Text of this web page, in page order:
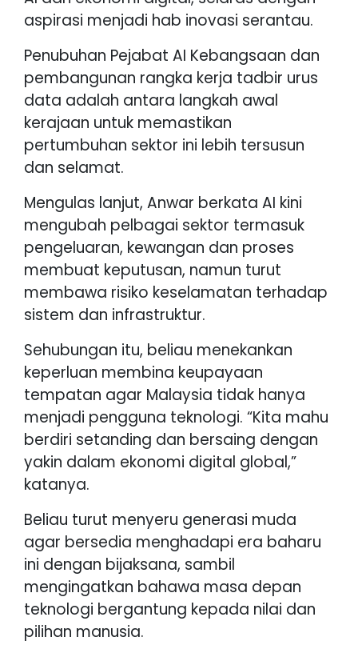
aspirasi menjadi hab inovasi serantau.
Penubuhan Pejabat AI Kebangsaan dan
pembangunan rangka kerja tadbir urus
data adalah antara langkah awal
kerajaan untuk memastikan
pertumbuhan sektor ini lebih tersusun
dan selamat.
Mengulas lanjut, Anwar berkata AI kini
mengubah pelbagai sektor termasuk
pengeluaran, kewangan dan proses
membuat keputusan, namun turut
membawa risiko keselamatan terhadap
sistem dan infrastruktur.
Sehubungan itu, beliau menekankan
keperluan membina keupayaan
tempatan agar Malaysia tidak hanya
menjadi pengguna teknologi. “Kita mahu
berdiri setanding dan bersaing dengan
yakin dalam ekonomi digital global,”
katanya.
Beliau turut menyeru generasi muda
agar bersedia menghadapi era baharu
ini dengan bijaksana, sambil
mengingatkan bahawa masa depan
teknologi bergantung kepada nilai dan
pilihan manusia.